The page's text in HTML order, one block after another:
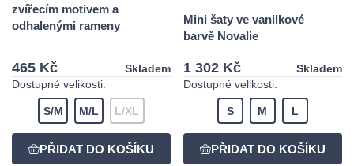
zvířecím motivem a
odhalenými rameny
465 Kč
Skladem
Dostupné velikosti:
S/M M/L L/XL
Mini šaty ve vanilkové
barvě Novalie
1 302 Kč
Skladem
Dostupné velikosti:
S M L